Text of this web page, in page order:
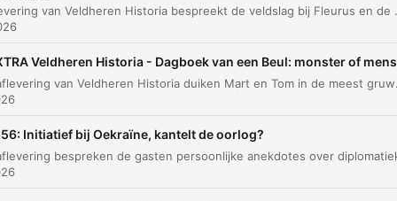
00:06:35 De herkenning door een dorpsbewoner
op een hoofdstuk om direct naar dat moment te gaan
Die Drouet, die ziet die enorme koets... die kijkt
Deze aflevering van Veldheren Historia bespreekt de veldslag bij Fleurus en de enorme
Veldheren Historia - Dagboek van een Beul: monster of
In deze aflevering van Veldheren Historia duiken Mart en
Initiatief bij Oekraïne, kantelt de oorlog?